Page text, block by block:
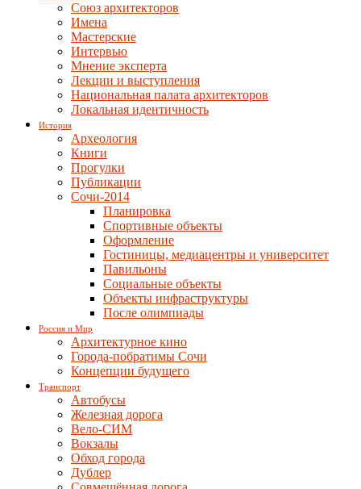
Союз архитекторов
Имена
Мастерские
Интервью
Мнение эксперта
Лекции и выступления
Национальная палата архитекторов
Локальная идентичность
История
Археология
Книги
Прогулки
Публикации
Сочи-2014
Планировка
Спортивные объекты
Оформление
Гостиницы, медиацентры и университет
Павильоны
Социальные объекты
Объекты инфраструктуры
После олимпиады
Россия и Мир
Архитектурное кино
Города-побратимы Сочи
Концепции будущего
Транспорт
Автобусы
Железная дорога
Вело-СИМ
Вокзалы
Обход города
Дублер